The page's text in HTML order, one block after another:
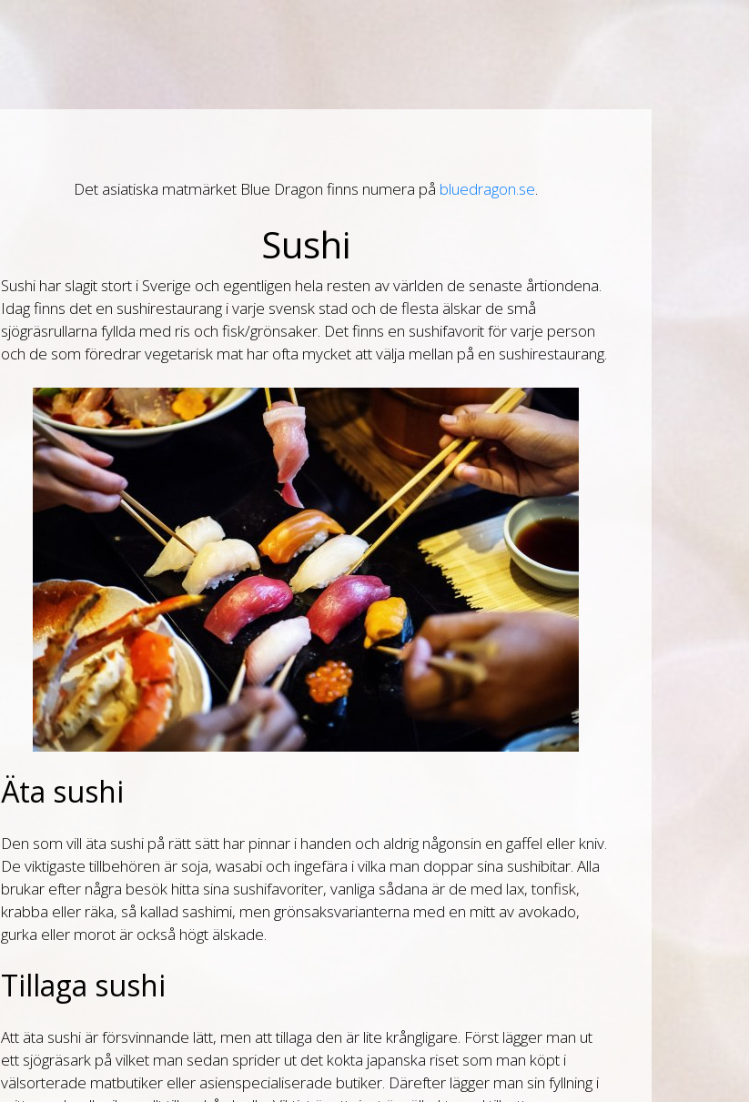
Det asiatiska matmärket Blue Dragon finns numera på bluedragon.se.
Sushi
Sushi har slagit stort i Sverige och egentligen hela resten av världen de senaste årtiondena.
Idag finns det en sushirestaurang i varje svensk stad och de flesta älskar de små
sjögräsrullarna fyllda med ris och fisk/grönsaker. Det finns en sushifavorit för varje person
och de som föredrar vegetarisk mat har ofta mycket att välja mellan på en sushirestaurang.
Äta sushi
Den som vill äta sushi på rätt sätt har pinnar i handen och aldrig någonsin en gaffel eller kniv.
De viktigaste tillbehören är soja, wasabi och ingefära i vilka man doppar sina sushibitar. Alla
brukar efter några besök hitta sina sushifavoriter, vanliga sådana är de med lax, tonfisk,
krabba eller räka, så kallad sashimi, men grönsaksvarianterna med en mitt av avokado,
gurka eller morot är också högt älskade.
Tillaga sushi
Att äta sushi är försvinnande lätt, men att tillaga den är lite krångligare. Först lägger man ut
ett sjögräsark på vilket man sedan sprider ut det kokta japanska riset som man köpt i
välsorterade matbutiker eller asienspecialiserade butiker. Därefter lägger man sin fyllning i